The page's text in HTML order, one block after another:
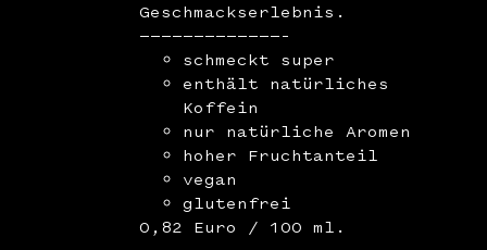
Geschmackserlebnis.
—————————————–
schmeckt super
enthält natürliches
Koffein
nur natürliche Aromen
hoher Fruchtanteil
vegan
glutenfrei
0,82 Euro / 100 ml.